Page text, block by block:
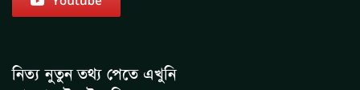
নিত্য নুতুন তথ্য পেতে এখুনি